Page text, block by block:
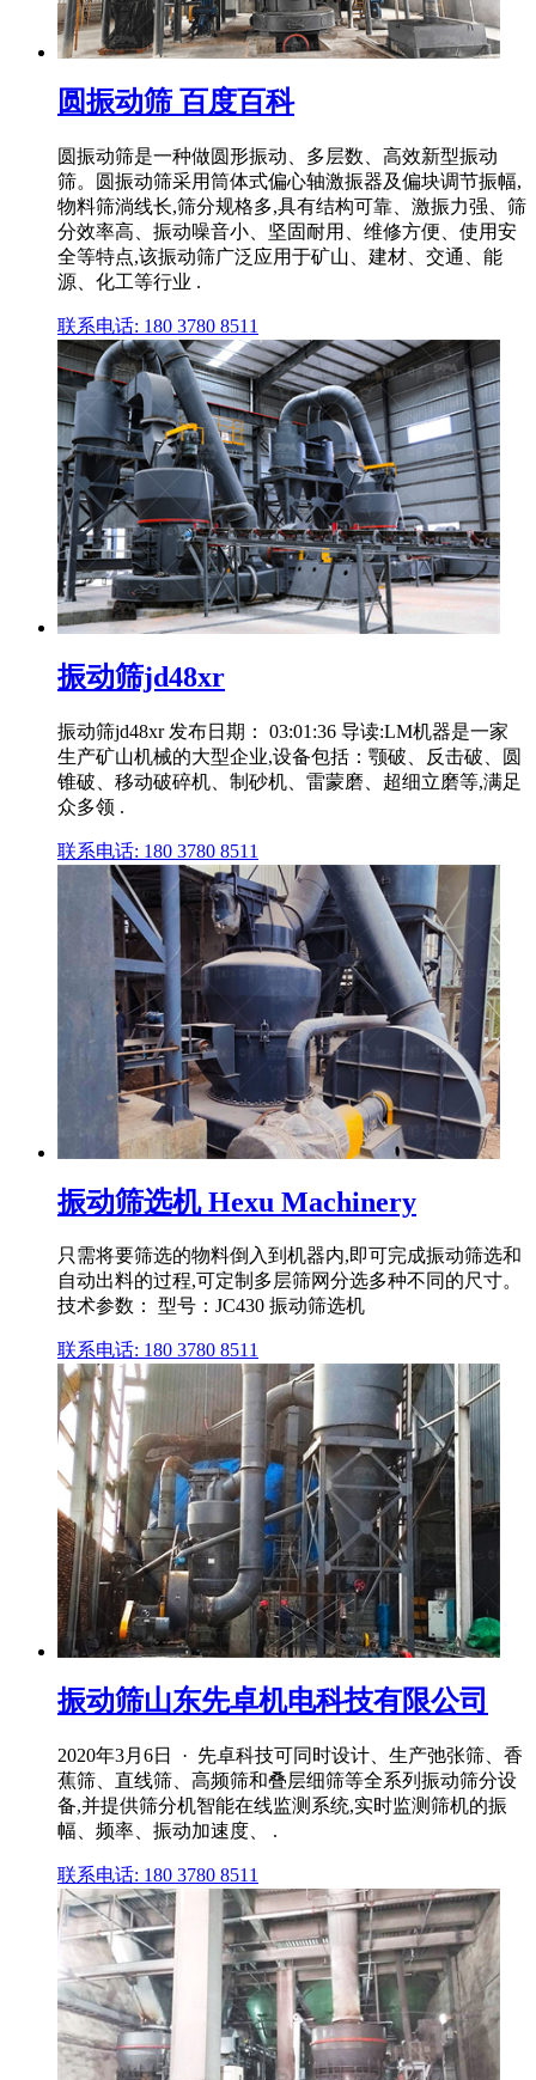
圆振动筛 百度百科
圆振动筛是一种做圆形振动、多层数、高效新型振动
筛。圆振动筛采用筒体式偏心轴激振器及偏块调节振幅,
物料筛淌线长,筛分规格多,具有结构可靠、激振力强、筛
分效率高、振动噪音小、坚固耐用、维修方便、使用安
全等特点,该振动筛广泛应用于矿山、建材、交通、能
源、化工等行业 .
联系电话: 180 3780 8511
振动筛jd48xr
振动筛jd48xr 发布日期： 03:01:36 导读:LM机器是一家
生产矿山机械的大型企业,设备包括：颚破、反击破、圆
锥破、移动破碎机、制砂机、雷蒙磨、超细立磨等,满足
众多领 .
联系电话: 180 3780 8511
振动筛选机 Hexu Machinery
只需将要筛选的物料倒入到机器内,即可完成振动筛选和
自动出料的过程,可定制多层筛网分选多种不同的尺寸。
技术参数： 型号：JC430 振动筛选机
联系电话: 180 3780 8511
振动筛山东先卓机电科技有限公司
2020年3月6日 · 先卓科技可同时设计、生产弛张筛、香
蕉筛、直线筛、高频筛和叠层细筛等全系列振动筛分设
备,并提供筛分机智能在线监测系统,实时监测筛机的振
幅、频率、振动加速度、 .
联系电话: 180 3780 8511